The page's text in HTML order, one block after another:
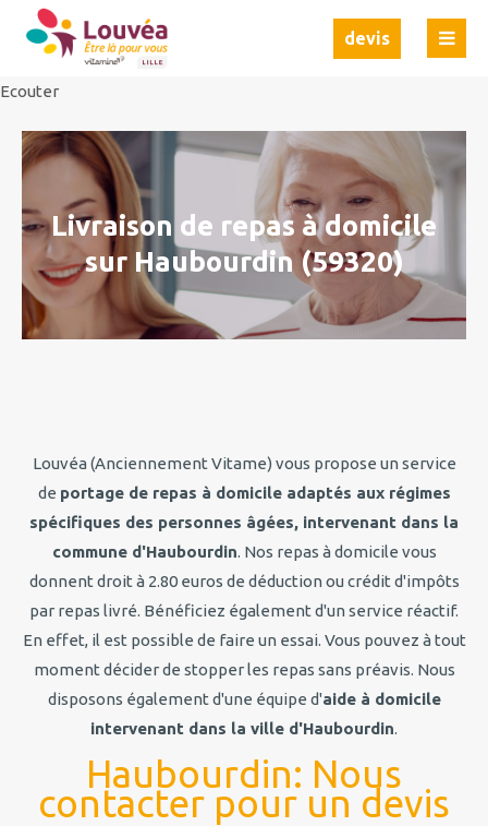
Ecouter
Ecouter
Ecouter
Livraison de repas à domicile
sur Haubourdin (59320)
Louvéa (Anciennement Vitame) vous propose un service
de portage de repas à domicile adaptés aux régimes
spécifiques des personnes âgées, intervenant dans la
commune d'Haubourdin. Nos repas à domicile vous
donnent droit à 2.80 euros de déduction ou crédit d'impôts
par repas livré. Bénéficiez également d'un service réactif.
En effet, il est possible de faire un essai. Vous pouvez à tout
moment décider de stopper les repas sans préavis. Nous
disposons également d'une équipe d'aide à domicile
intervenant dans la ville d'Haubourdin.
Haubourdin: Nous
contacter pour un devis
devis